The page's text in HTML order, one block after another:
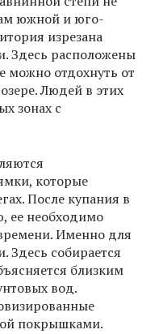
южной и юго-
изрезана
Здесь расположены
можно отдохнуть от
Людей в этих
зонах с
которые
После купания в
ее необходимо
Именно для
Здесь собирается
близким
вод.
покрышками.